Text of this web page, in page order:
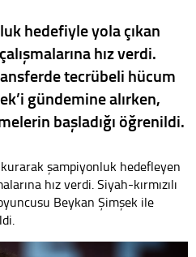
hedefiyle yola çıkan
hız verdi.
tecrübeli hücum
gündemine alırken,
başladığı öğrenildi.
şampiyonluk hedefleyen
hız verdi. Siyah-kırmızılı
Beykan Şimşek ile